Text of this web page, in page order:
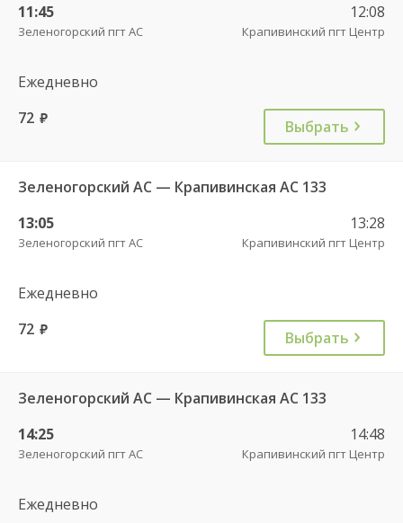
11:45
Зеленогорский пгт АС
12:08
Крапивинский пгт Центр
Ежедневно
72 руб. Выбрать
Зеленогорский АС — Крапивинская АС 133
13:05
Зеленогорский пгт АС
13:28
Крапивинский пгт Центр
Ежедневно
72 руб. Выбрать
Зеленогорский АС — Крапивинская АС 133
14:25
Зеленогорский пгт АС
14:48
Крапивинский пгт Центр
Ежедневно